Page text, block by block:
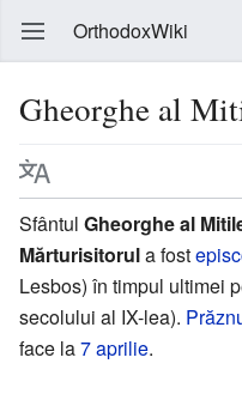
OrthodoxWiki
Gheorghe al
Sfântul Gheorghe al
Mărturisitorula fost
Lesbos) în timpul ultimei
secolului al IX-lea).
face la7 aprilie.